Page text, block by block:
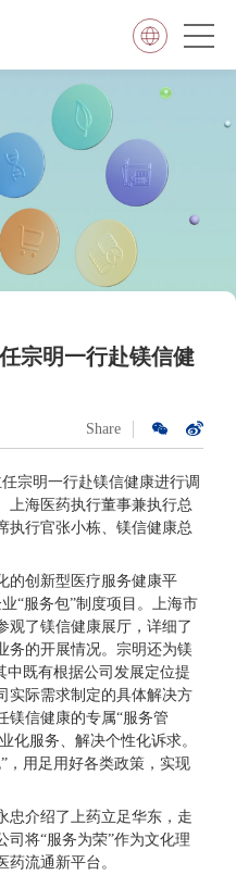
宗明一行赴镁信健
Share
宗明一行赴镁信健康进行调
上海医药执行董事兼执行总
执行官张小栋、镁信健康总
的创新型医疗服务健康平
“服务包”制度项目。上海市
观了镁信健康展厅，详细了
务的开展情况。宗明还为镁
中既有根据公司发展定位提
实际需求制定的具体解决方
镁信健康的专属“服务管
化服务、解决个性化诉求。
，用足用好各类政策，实现
忠介绍了上药立足华东，走
司将“服务为荣”作为文化理
流通新平台。